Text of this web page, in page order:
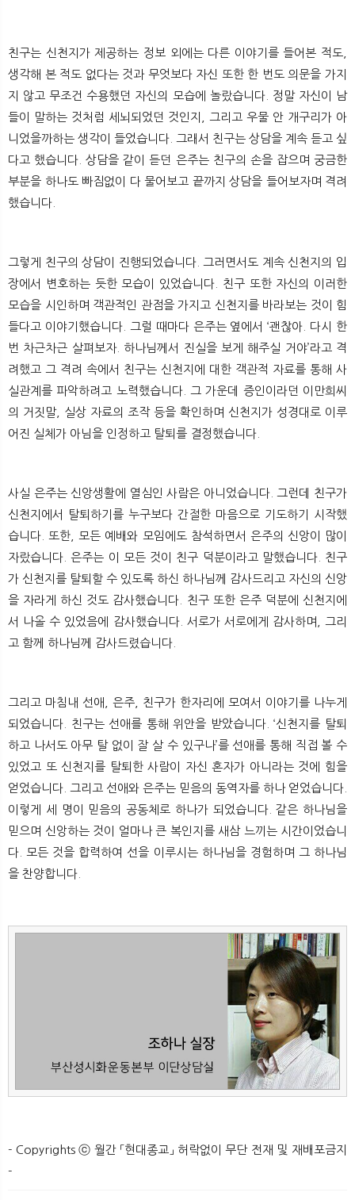
친구는 신천지가 제공하는 정보 외에는 다른 이야기를 들어본 적도,
생각해 본 적도 없다는 것과 무엇보다 자신 또한 한 번도 의문을 가지
지 않고 무조건 수용했던 자신의 모습에 놀랐습니다. 정말 자신이 남
들이 말하는 것처럼 세뇌되었던 것인지, 그리고 우물 안 개구리가 아
니었을까하는 생각이 들었습니다. 그래서 친구는 상담을 계속 듣고 싶
다고 했습니다. 상담을 같이 듣던 은주는 친구의 손을 잡으며 궁금한
부분을 하나도 빠짐없이 다 물어보고 끝까지 상담을 들어보자며 격려
했습니다.
그렇게 친구의 상담이 진행되었습니다. 그러면서도 계속 신천지의 입
장에서 변호하는 듯한 모습이 있었습니다. 친구 또한 자신의 이러한
모습을 시인하며 객관적인 관점을 가지고 신천지를 바라보는 것이 힘
들다고 이야기했습니다. 그럴 때마다 은주는 옆에서 ‘괜찮아. 다시 한
번 차근차근 살펴보자. 하나님께서 진실을 보게 해주실 거야’라고 격
려했고 그 격려 속에서 친구는 신천지에 대한 객관적 자료를 통해 사
실관계를 파악하려고 노력했습니다. 그 가운데 증인이라던 이만희씨
의 거짓말, 실상 자료의 조작 등을 확인하며 신천지가 성경대로 이루
어진 실체가 아님을 인정하고 탈퇴를 결정했습니다.
사실 은주는 신앙생활에 열심인 사람은 아니었습니다. 그런데 친구가
신천지에서 탈퇴하기를 누구보다 간절한 마음으로 기도하기 시작했
습니다. 또한, 모든 예배와 모임에도 참석하면서 은주의 신앙이 많이
자랐습니다. 은주는 이 모든 것이 친구 덕분이라고 말했습니다. 친구
가 신천지를 탈퇴할 수 있도록 하신 하나님께 감사드리고 자신의 신앙
을 자라게 하신 것도 감사했습니다. 친구 또한 은주 덕분에 신천지에
서 나올 수 있었음에 감사했습니다. 서로가 서로에게 감사하며, 그리
고 함께 하나님께 감사드렸습니다.
그리고 마침내 선애, 은주, 친구가 한자리에 모여서 이야기를 나누게
되었습니다. 친구는 선애를 통해 위안을 받았습니다. ‘신천지를 탈퇴
하고 나서도 아무 탈 없이 잘 살 수 있구나’를 선애를 통해 직접 볼 수
있었고 또 신천지를 탈퇴한 사람이 자신 혼자가 아니라는 것에 힘을
얻었습니다. 그리고 선애와 은주는 믿음의 동역자를 하나 얻었습니다.
이렇게 세 명이 믿음의 공동체로 하나가 되었습니다. 같은 하나님을
믿으며 신앙하는 것이 얼마나 큰 복인지를 새삼 느끼는 시간이었습니
다. 모든 것을 합력하여 선을 이루시는 하나님을 경험하며 그 하나님
을 찬양합니다.
- Copyrights ⓒ 월간 「현대종교」 허락없이 무단 전재 및 재배포금지
-​​